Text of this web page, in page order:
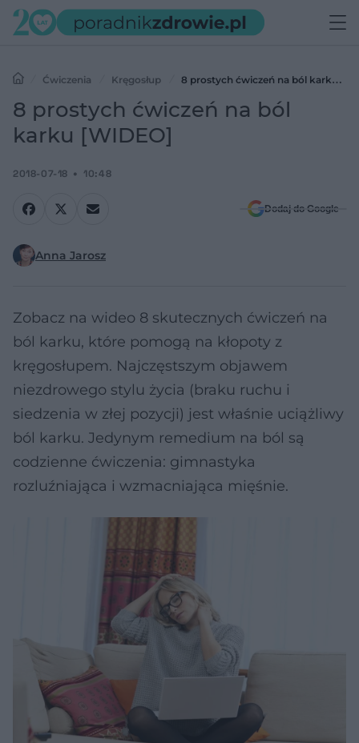
Ćwiczenia Kręgosłup
8 prostych ćwiczeń na ból karku
[WIDEO]
8 prostych ćwiczeń na ból
karku [WIDEO]
2018-07-18 10:48
Dodaj do Google
Anna Jarosz
Zobacz na wideo 8 skutecznych ćwiczeń na
ból karku, które pomogą na kłopoty z
kręgosłupem. Najczęstszym objawem
niezdrowego stylu życia (braku ruchu i
siedzenia w złej pozycji) jest właśnie uciążliwy
ból karku. Jedynym remedium na ból są
codzienne ćwiczenia: gimnastyka
rozluźniająca i wzmacniająca mięśnie.